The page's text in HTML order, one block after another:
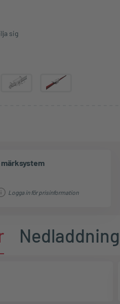
sig
Logga in för prisinformation